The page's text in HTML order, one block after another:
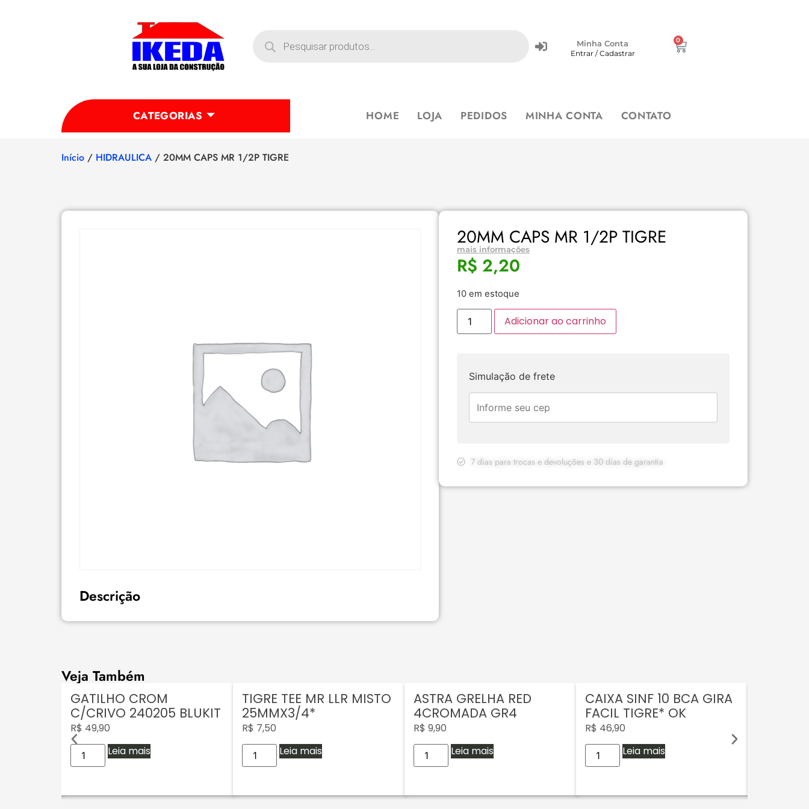
Minha Conta
Entrar / Cadastrar
0
CATEGORIAS HOME LOJA PEDIDOS MINHA CONTA CONTATO
Início / HIDRAULICA / 20MM CAPS MR 1/2P TIGRE
Descrição
20MM CAPS MR 1/2P TIGRE
mais informações
R$ 2,20
10 em estoque
Adicionar ao carrinho
Simulação de frete
7 dias para trocas e devoluções e 30 dias de garantia
Veja Também
GATILHO CROM
C/CRIVO 240205 BLUKIT
R$ 49,90
Leia mais
TIGRE TEE MR LLR MISTO
25MMX3/4*
R$ 7,50
Leia mais
ASTRA GRELHA RED
4CROMADA GR4
R$ 9,90
Leia mais
CAIXA SINF 10 BCA GIRA
FACIL TIGRE* OK
R$ 46,90
Leia mais